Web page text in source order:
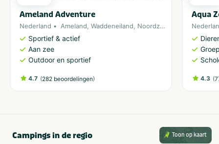
Ameland Adventure
Nederland Ameland, Waddeneiland, Noordzee
Sportief & actief
Aan zee
Outdoor en sportief
4.7 (282 beoordelingen)
Aqua
4.3 (
Campings in de regio Toon op kaart